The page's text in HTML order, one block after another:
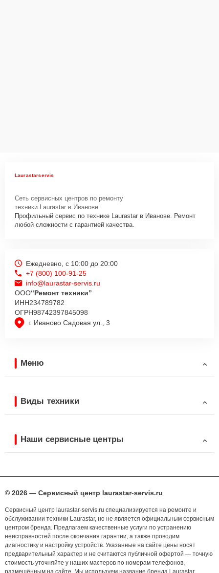
Laurastarservis
Сеть сервисных центров по ремонту
техники Laurastar в Иванове.
Профильный сервис по технике Laurastar в Иванове. Ремонт
любой сложности с гарантией качества.
г. Иваново Садовая ул., 3
Ежедневно, с 10:00 до 20:00
+7 (800) 100-91-25
info@laurastar-servis.ru
ООО“Ремонт техники”
ИНН234789782
ОГРН98742397845098
Меню
Виды техники
Наши сервисные центры
© 2026 — Сервисный центр laurastar-servis.ru
Сервисный центр laurastar-servis.ru специализируется на ремонте и
обслуживании техники Laurastar, но не является официальным сервисным
центром бренда. Предлагаем качественные услуги по устранению
неисправностей после окончания гарантии, а также проводим
диагностику и настройку устройств. Указанные на сайте цены носят
предварительный характер и не считаются публичной офертой — точную
стоимость уточняйте у наших мастеров по номерам телефонов,
размещённым на сайте. Мы используем название бренда Laurastar